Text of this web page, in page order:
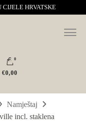
CIJELE HRVATSKE
dekoracije i rasvjete.
0
€0,00
Namještaj
incl. staklena